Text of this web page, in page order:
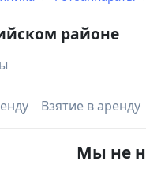
районе
Взятие в аренду
Мы не